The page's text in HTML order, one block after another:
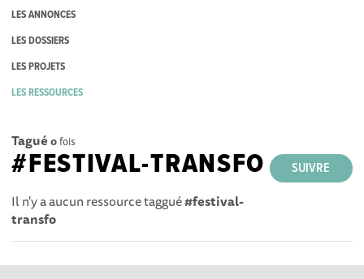
LES ANNONCES
LES DOSSIERS
LES PROJETS
LES RESSOURCES
Tagué 0fois
SUIVRE
#FESTIVAL-TRANSFO
Il n'y a aucun ressource taggué#festival-
transfo